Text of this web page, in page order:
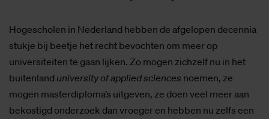
Hogescholen in Nederland hebben de afgelopen decennia
stukje bij beetje het recht bevochten om meer op
universiteiten te gaan lijken. Zo mogen zichzelf nu in het
buitenland university of applied sciences noemen, ze
mogen masterdiploma’s uitgeven, ze doen veel meer aan
bekostigd onderzoek dan vroeger en hebben nu zelfs een